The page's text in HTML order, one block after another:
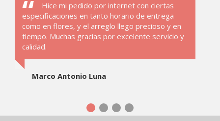
Hice mi pedido por internet con ciertas
especificaciones en tanto horario de entrega
como en flores, y el arreglo llego precioso y en
tiempo. Muchas gracias por excelente servicio y
calidad.
Marco Antonio Luna